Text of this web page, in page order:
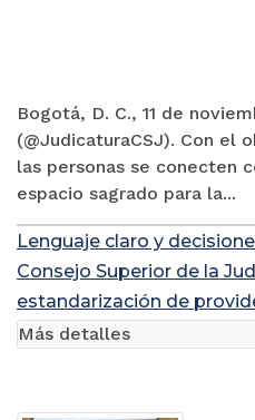
Bogotá, D. C., 11 de
(@JudicaturaCSJ). Con el
las personas se conecten
espacio sagrado para la...
Lenguaje claro y
Consejo Superior de la
estandarización de
Más detalles